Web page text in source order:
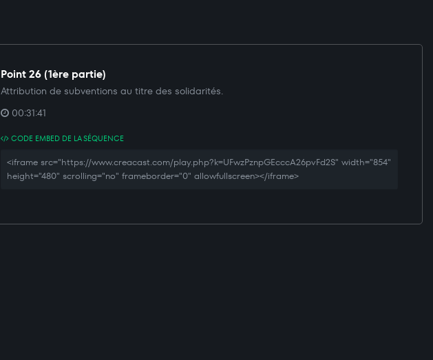
Point 26 (1ère partie)
Attribution de subventions au titre des solidarités.
00:31:41
CODE EMBED DE LA SÉQUENCE
<iframe src="https://www.creacast.com/play.php?k=UFwzPznpGEcccA26pvFd2S" width="854"
height="480" scrolling="no" frameborder="0" allowfullscreen></iframe>